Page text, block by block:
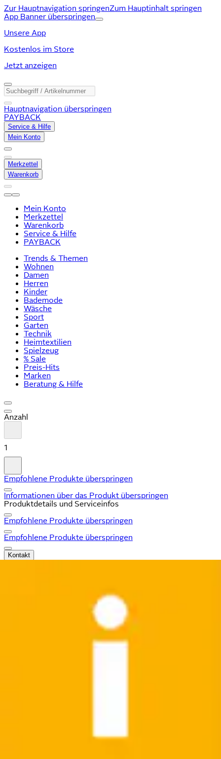
Zur Hauptnavigation springenZum Hauptinhalt springen
App Banner überspringen
Unsere App
Kostenlos im Store
Jetzt anzeigen
Hauptnavigation überspringen
PAYBACK
Service & Hilfe
Mein Konto
Merkzettel
Warenkorb
Mein Konto
Merkzettel
Warenkorb
Service & Hilfe
PAYBACK
Trends & Themen
Wohnen
Damen
Herren
Kinder
Bademode
Wäsche
Sport
Garten
Technik
Heimtextilien
Spielzeug
% Sale
Preis-Hits
Marken
Beratung & Hilfe
Anzahl
1
Empfohlene Produkte überspringen
Informationen über das Produkt überspringen
Produktdetails und Serviceinfos
Empfohlene Produkte überspringen
Empfohlene Produkte überspringen
Kontakt
täglich von 07.00 bis 22.00 Uhr
Gratis Versand mit der OTTO UP Lieferflat
Gratis Paketversand an einen Hermes PaketShop